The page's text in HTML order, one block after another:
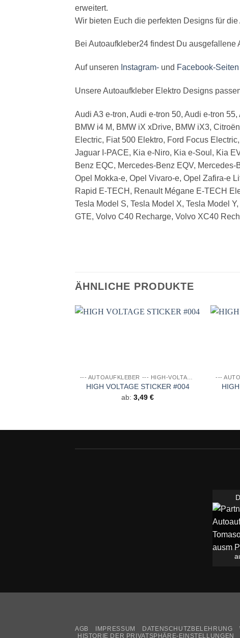
erweitert.
Wir bieten Euch die perfekten Designs für
Bei Autoaufkleber24 findest Du
Auf unseren Instagram- und Facebook-Seiten
Unsere Autoaufkleber Elektro Designs
Audi A3 e-tron, Audi e-tron 50, Audi e-tron
BMW i4 M, BMW iX xDrive, BMW iX3,
Electric, Fiat 500 Elektro, Ford Focus
Jaguar I-PACE, Kia e-Niro, Kia e-Soul, Kia
Benz EQC, Mercedes-Benz EQV,
Opel Mokka-e, Opel Vivaro-e, Opel Zafira-e
Rapid E-TECH, Renault Mégane E-TECH
Tesla Model S, Tesla Model X, Tesla Model
GTE, Volvo C40 Recharge, Volvo XC40
ÄHNLICHE PRODUKTE
HIGH VOLTAGE STICKER #004
ab:3,49€
AGB IMPRESSUM DATENSCHUTZBELEHRUNG
HISTORIE DER PRIVATSPHÄRE-EINSTELLUNGEN